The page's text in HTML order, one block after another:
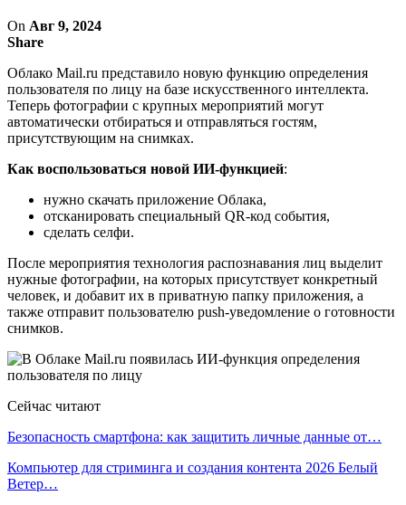
On Авг 9, 2024
Share
Облако Mail.ru представило новую функцию определения
пользователя по лицу на базе искусственного интеллекта.
Теперь фотографии с крупных мероприятий могут
автоматически отбираться и отправляться гостям,
присутствующим на снимках.
Как воспользоваться новой ИИ-функцией:
нужно скачать приложение Облака,
отсканировать специальный QR-код события,
сделать селфи.
После мероприятия технология распознавания лиц выделит
нужные фотографии, на которых присутствует конкретный
человек, и добавит их в приватную папку приложения, а
также отправит пользователю push-уведомление о готовности
снимков.
Сейчас читают
Безопасность смартфона: как защитить личные данные от…
Компьютер для стриминга и создания контента 2026 Белый
Ветер…